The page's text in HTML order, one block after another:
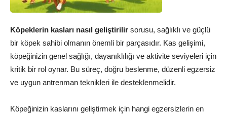
Köpeklerin kasları nasıl geliştirilir sorusu, sağlıklı ve güçlü
bir köpek sahibi olmanın önemli bir parçasıdır. Kas gelişimi,
köpeğinizin genel sağlığı, dayanıklılığı ve aktivite seviyeleri için
kritik bir rol oynar. Bu süreç, doğru beslenme, düzenli egzersiz
ve uygun antrenman teknikleri ile desteklenmelidir.
Köpeğinizin kaslarını geliştirmek için hangi egzersizlerin en